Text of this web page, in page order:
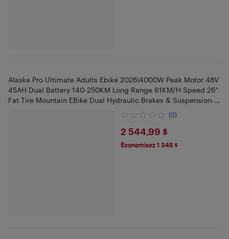
Alaska Pro Ultimate Adults Ebike 2026|4000W Peak Motor 48V
45AH Dual Battery 140-250KM Long Range 61KM/H Speed 26"
Fat Tire Mountain EBike Dual Hydraulic Brakes & Suspension-
(0)
$2544.99
2 544,99 $
Économisez 1 345 $